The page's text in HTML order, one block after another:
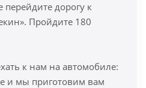
дорогу к
Пройдите 180
к нам на автомобиле:
и мы приготовим вам